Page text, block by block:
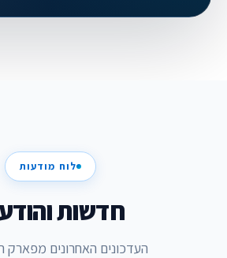
לוח מודעות
חדשות
העדכונים האחרונים מפארק